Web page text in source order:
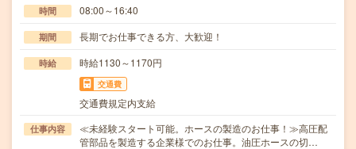
時間 08:00～16:40
期間 長期でお仕事できる方、大歓迎！
時給 時給1130～1170円
交通費
交通費規定内支給
仕事内容
≪未経験スタート可能。ホースの製造のお仕事！≫高圧配
管部品を製造する企業様でのお仕事。油圧ホースの切…